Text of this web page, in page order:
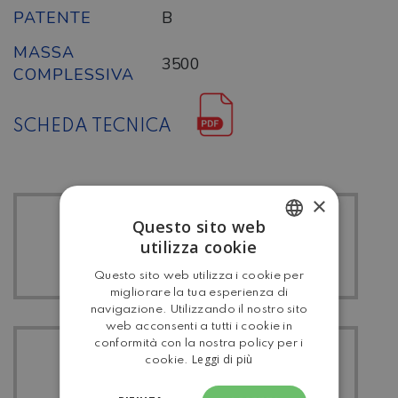
PATENTE
B
MASSA
COMPLESSIVA
3500
SCHEDA TECNICA
TUTTI I LAIKA
TUTTI I
ENGLISH
×
Questo sito web
utilizza cookie
Questo sito web utilizza i cookie per
migliorare la tua esperienza di
navigazione. Utilizzando il nostro sito
web acconsenti a tutti i cookie in
conformità con la nostra policy per i
cookie. Leggi di più